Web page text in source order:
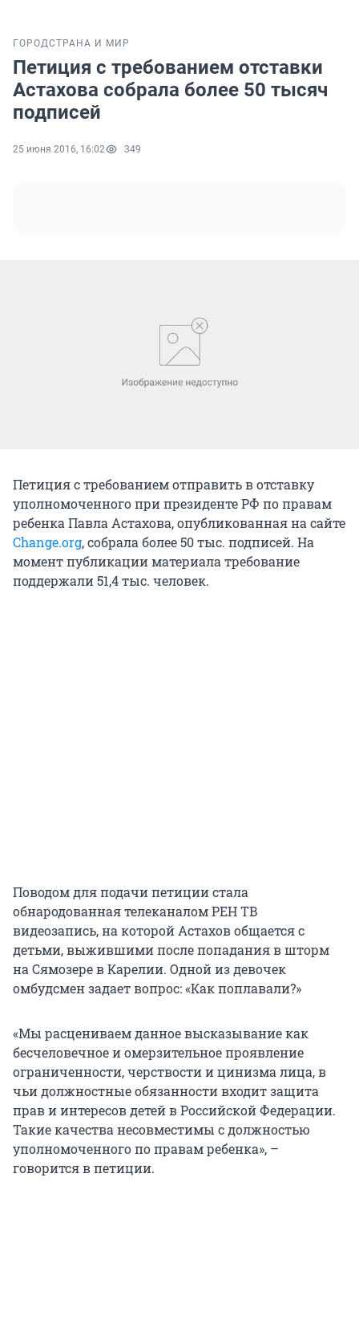
ГОРОДСТРАНА И МИР
Петиция с требованием отставки
Астахова собрала более 50 тысяч
подписей
25 июня 2016, 16:02 349
Петиция с требованием отправить в отставку
уполномоченного при президенте РФ по правам
ребенка Павла Астахова, опубликованная на сайте
Change.org, собрала более 50 тыс. подписей. На
момент публикации материала требование
поддержали 51,4 тыс. человек.
Поводом для подачи петиции стала
обнародованная телеканалом РЕН ТВ
видеозапись, на которой Астахов общается с
детьми, выжившими после попадания в шторм
на Сямозере в Карелии. Одной из девочек
омбудсмен задает вопрос: «Как поплавали?»
«Мы расцениваем данное высказывание как
бесчеловечное и омерзительное проявление
ограниченности, черствости и цинизма лица, в
чьи должностные обязанности входит защита
прав и интересов детей в Российской Федерации.
Такие качества несовместимы с должностью
уполномоченного по правам ребенка», –
говорится в петиции.